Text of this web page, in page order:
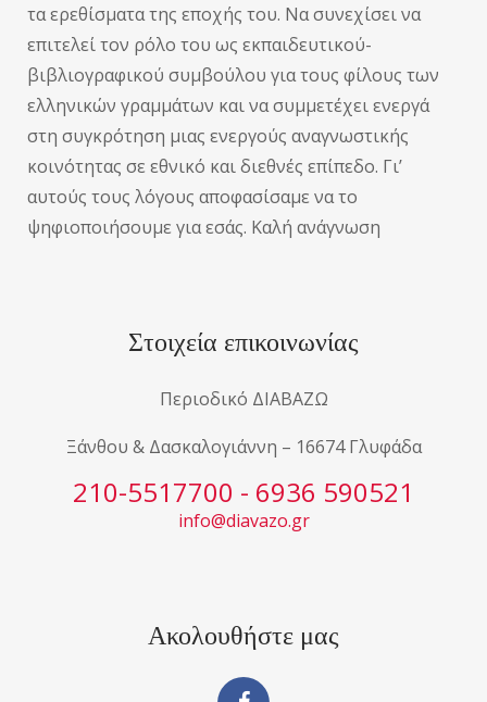
τα ερεθίσματα της εποχής του. Να συνεχίσει να
επιτελεί τον ρόλο του ως εκπαιδευτικού-
βιβλιογραφικού συμβούλου για τους φίλους των
ελληνικών γραμμάτων και να συμμετέχει ενεργά
στη συγκρότηση μιας ενεργούς αναγνωστικής
κοινότητας σε εθνικό και διεθνές επίπεδο. Γι’
αυτούς τους λόγους αποφασίσαμε να το
ψηφιοποιήσουμε για εσάς. Καλή ανάγνωση
Στοιχεία επικοινωνίας
Περιοδικό ΔΙΑΒΑΖΩ
Ξάνθου & Δασκαλογιάννη – 16674 Γλυφάδα
210-5517700 - 6936 590521
info@diavazo.gr
Ακολουθήστε μας